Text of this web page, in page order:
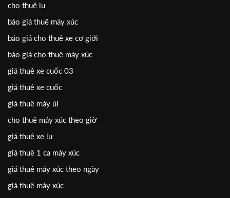
cho thuê lu
báo giá thuê máy xúc
báo giá cho thuê xe cơ giới
báo giá cho thuê máy xúc
giá thuê xe cuốc 03
giá thuê xe cuốc
giá thuê máy ủi
cho thuê máy xúc theo giờ
giá thuê xe lu
giá thuê 1 ca máy xúc
giá thuê máy xúc theo ngày
giá thuê máy xúc